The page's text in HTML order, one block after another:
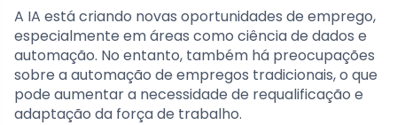
A IA está criando novas oportunidades de emprego,
especialmente em áreas como ciência de dados e
automação. No entanto, também há preocupações
sobre a automação de empregos tradicionais, o que
pode aumentar a necessidade de requalificação e
adaptação da força de trabalho.